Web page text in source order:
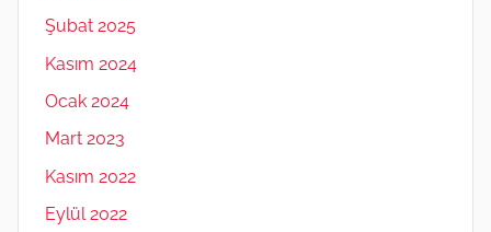
Şubat 2025
Kasım 2024
Ocak 2024
Mart 2023
Kasım 2022
Eylül 2022